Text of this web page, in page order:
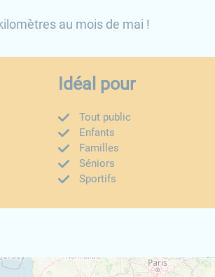
au mois de mai !
Idéal pour
Tout public
Enfants
Familles
Séniors
Sportifs